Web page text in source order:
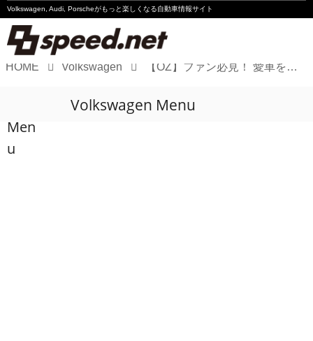
Volkswagen, Audi, Porscheがもっと楽しくなる自動車情報サイト
Audi
HOME Volkswagen 【OZ】ファン必見！ 愛車を汚れから守る「シートガードエプロン」が新登場
Men
u
Volkswagen Menu